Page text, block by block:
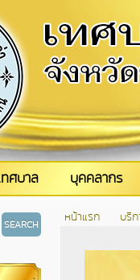
ศบาล บุคคลากร
SEARCH หน้าแรก บริ